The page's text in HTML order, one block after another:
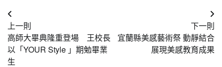
文
章
導
上一則
高師大畢典隆重登場 王校長
以「YOUR Style 」期勉畢業
生
下一則
宜蘭縣美感藝術祭 動靜結合
展現美感教育成果